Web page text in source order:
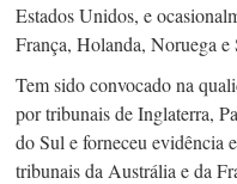
Estados Unidos, e
França, Holanda, Noruega e
Tem sido convocado na
por tribunais de Inglaterra,
do Sul e forneceu evidência
tribunais da Austrália e da